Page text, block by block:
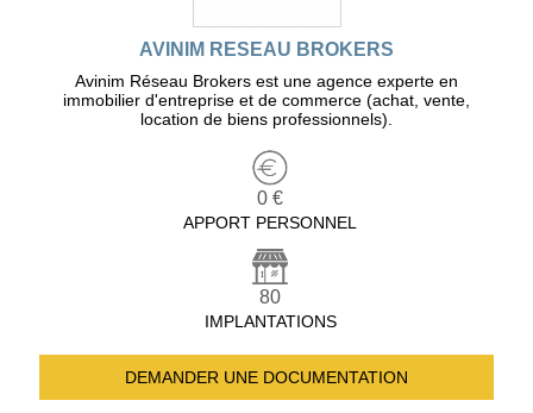
AVINIM RESEAU BROKERS
Avinim Réseau Brokers est une agence experte en
immobilier d'entreprise et de commerce (achat, vente,
location de biens professionnels).
0 €
APPORT PERSONNEL
80
IMPLANTATIONS
DEMANDER UNE DOCUMENTATION